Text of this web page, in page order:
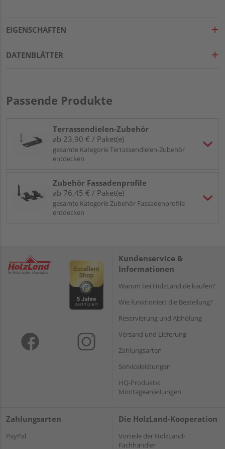
EIGENSCHAFTEN
DATENBLÄTTER
Passende Produkte
Terrassendielen-Zubehör
ab 23,90 € / Paket(e)
gesamte Kategorie Terrassendielen-Zubehör
entdecken
Zubehör Fassadenprofile
ab 76,45 € / Paket(e)
gesamte Kategorie Zubehör Fassadenprofile
entdecken
Kundenservice &
Informationen
Warum bei HolzLand.de kaufen?
Wie funktioniert die Bestellung?
Reservierung und Abholung
Versand und Lieferung
Zahlungsarten
Serviceleistungen
HQ-Produkte:
Montageanleitungen
Zahlungsarten
PayPal
Die HolzLand-Kooperation
Vorteile der HolzLand-
Fachhändler